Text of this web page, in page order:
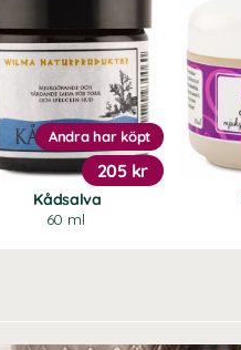
Kådsalva
60 ml
Andra har köpt
205 kr